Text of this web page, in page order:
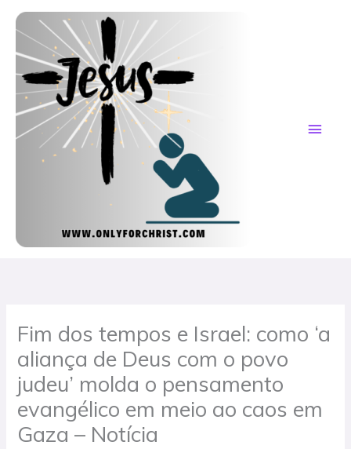
content
Fim dos tempos e Israel: como ‘a
aliança de Deus com o povo
judeu’ molda o pensamento
evangélico em meio ao caos em
Gaza – Notícia